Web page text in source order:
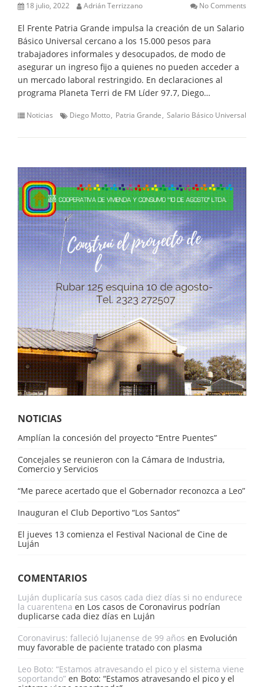
18 julio, 2022 Adrián Terrizzano No Comments
El Frente Patria Grande impulsa la creación de un Salario
Básico Universal cercano a los 15.000 pesos para
trabajadores informales y desocupados, de modo de
asegurar un ingreso fijo a quienes no pueden acceder a
un mercado laboral restringido. En declaraciones al
programa Planeta Terri de FM Líder 97.7, Diego…
Noticias Diego Motto Patria Grande Salario Básico Universal
NOTICIAS
Amplían la concesión del proyecto “Entre Puentes”
Concejales se reunieron con la Cámara de Industria,
Comercio y Servicios
“Me parece acertado que el Gobernador reconozca a Leo”
Inauguran el Club Deportivo “Los Santos”
El jueves 13 comienza el Festival Nacional de Cine de
Luján
COMENTARIOS
Luján duplicaría sus casos cada diez días si no endurece
la cuarentena en Los casos de Coronavirus podrían
duplicarse cada diez días en Luján
Coronavirus: falleció lujanense de 99 años en Evolución
muy favorable de paciente tratado con plasma
Leo Boto: “Estamos atravesando el pico y el sistema viene
soportando” en Boto: “Estamos atravesando el pico y el